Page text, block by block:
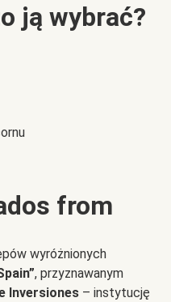
ją wybrać?
from
wyróżnionych
, przyznawanym
Inversiones – instytucję